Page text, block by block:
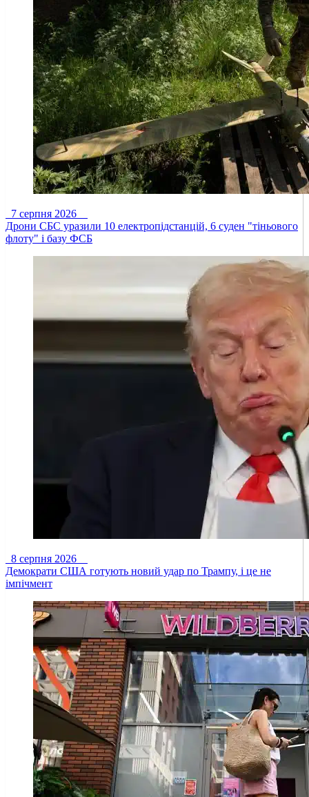
7 серпня 2026
Дрони СБС уразили 10 електропідстанцій, 6 суден "тіньового
флоту" і базу ФСБ
8 серпня 2026
Демократи США готують новий удар по Трампу, і це не
імпічмент